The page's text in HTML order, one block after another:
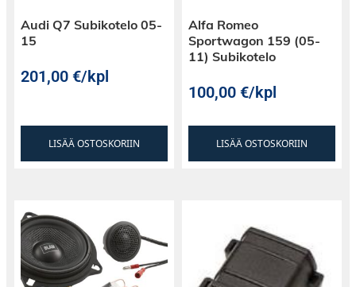
Audi Q7 Subikotelo 05-
15
201,00€/kpl
LISÄÄ OSTOSKORIIN
Alfa Romeo
Sportwagon 159 (05-
11) Subikotelo
100,00€/kpl
LISÄÄ OSTOSKORIIN